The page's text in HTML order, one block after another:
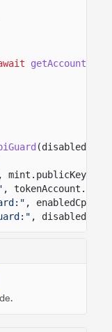
getAccount
, mint.publicKey.
,
,
,